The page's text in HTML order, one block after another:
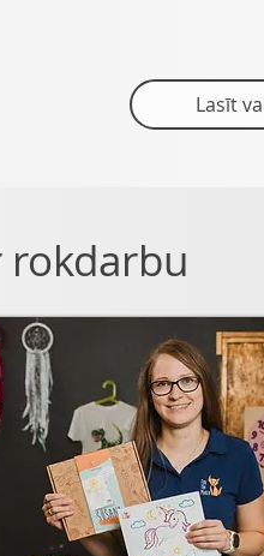
Lasīt
rokdarbu